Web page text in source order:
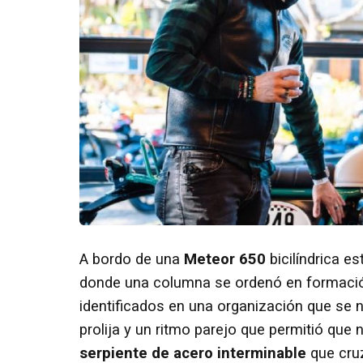
A bordo de una Meteor 650 bicilíndrica
donde una columna se ordenó en
identificados en una organización que
prolija y un ritmo parejo que permitió que
serpiente de acero interminable que